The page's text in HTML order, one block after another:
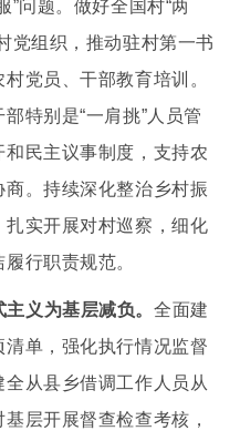
”问题。做好全国村“两
党组织，推动驻村第一书
党员、干部教育培训。
特别是“一肩挑”人员管
民主议事制度，支持农
。持续深化整治乡村振
实开展对村巡察，细化
行职责规范。
主义为基层减负。全面建
单，强化执行情况监督
从县乡借调工作人员从
层开展督查检查考核，